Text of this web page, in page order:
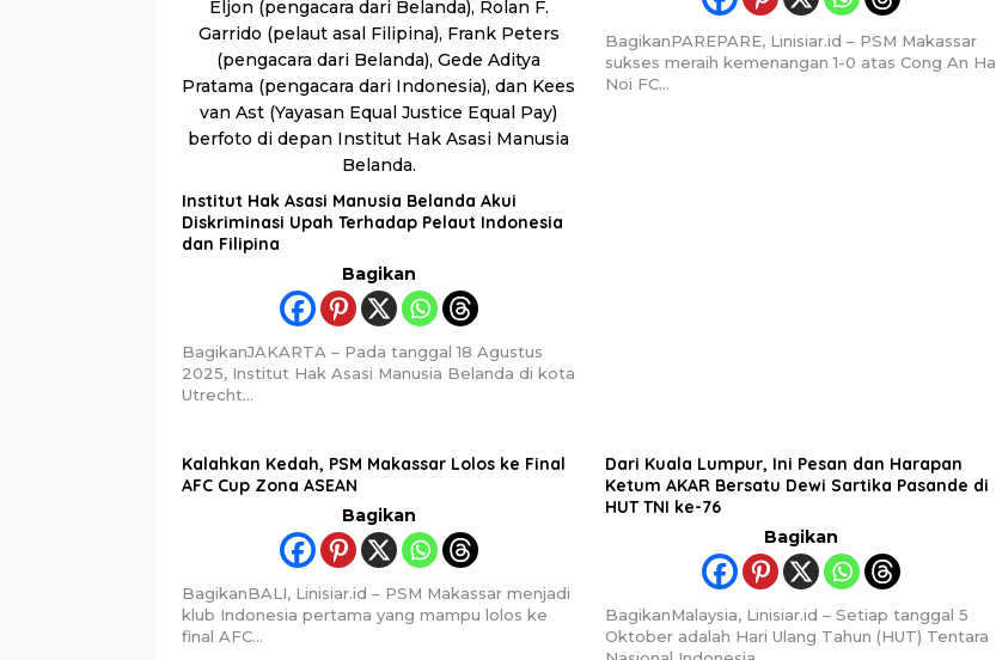
Institut Hak Asasi Manusia Belanda Akui
Diskriminasi Upah Terhadap Pelaut Indonesia
dan Filipina
Bagikan
BagikanJAKARTA – Pada tanggal 18 Agustus
2025, Institut Hak Asasi Manusia Belanda di kota
Utrecht…
BagikanPAREPARE, Linisiar.id – PSM Makassar
sukses meraih kemenangan 1-0 atas Cong An Ha
Noi FC…
Kalahkan Kedah, PSM Makassar Lolos ke Final
AFC Cup Zona ASEAN
Bagikan
BagikanBALI, Linisiar.id – PSM Makassar menjadi
klub Indonesia pertama yang mampu lolos ke
final AFC…
Dari Kuala Lumpur, Ini Pesan dan Harapan
Ketum AKAR Bersatu Dewi Sartika Pasande di
HUT TNI ke-76
Bagikan
BagikanMalaysia, Linisiar.id – Setiap tanggal 5
Oktober adalah Hari Ulang Tahun (HUT) Tentara